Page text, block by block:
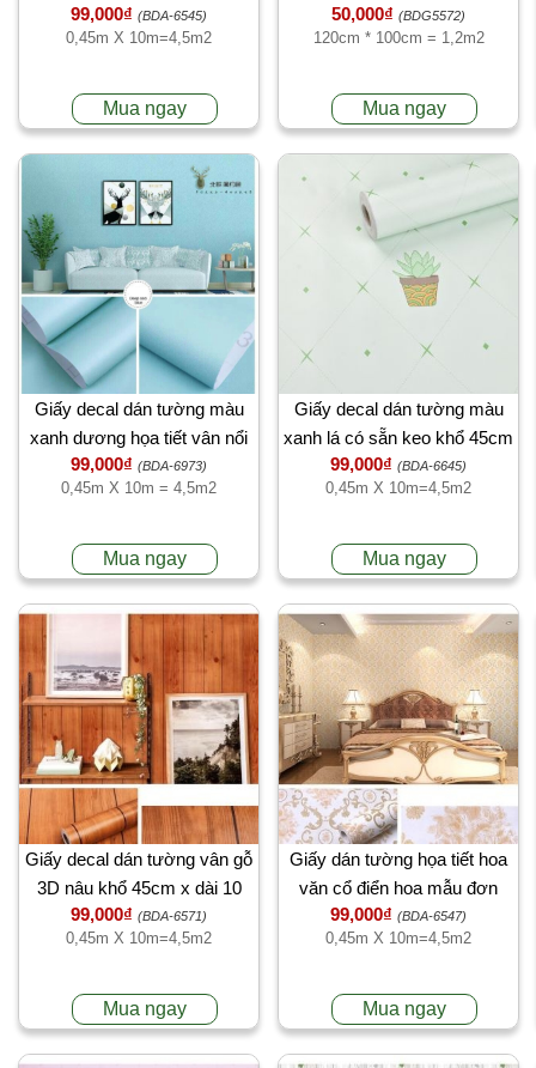
99,000₫ (BDA-6545)
0,45m X 10m=4,5m2
Mua ngay
phòng ngủ
50,000₫ (BDG5572)
120cm * 100cm = 1,2m2
Mua ngay
Giấy decal dán tường màu
xanh dương họa tiết vân nổi
có keo 45cm x 10m
99,000₫ (BDA-6973)
0,45m X 10m = 4,5m2
Mua ngay
Giấy decal dán tường màu
xanh lá có sẵn keo khổ 45cm
99,000₫ (BDA-6645)
0,45m X 10m=4,5m2
Mua ngay
Giấy decal dán tường vân gỗ
3D nâu khổ 45cm x dài 10
mét
99,000₫ (BDA-6571)
0,45m X 10m=4,5m2
Mua ngay
Giấy dán tường họa tiết hoa
văn cổ điển hoa mẫu đơn
vàng, có keo sẵn
99,000₫ (BDA-6547)
0,45m X 10m=4,5m2
Mua ngay